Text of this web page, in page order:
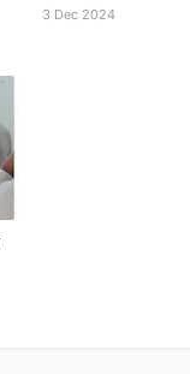
3 Dec 2024